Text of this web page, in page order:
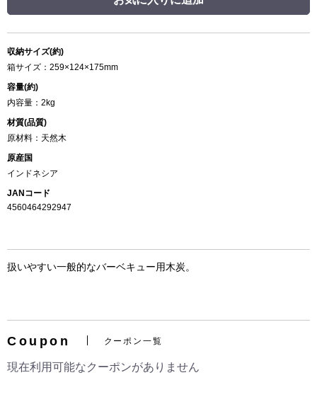
収納サイズ(約)
箱サイズ：259×124×175mm
容量(約)
内容量：2kg
材質(品質)
原材料：天然木
原産国
インドネシア
JANコード
4560464292947
扱いやすい一般的なバーベキュー用木炭。
Coupon クーポン一覧
現在利用可能なクーポンがありません